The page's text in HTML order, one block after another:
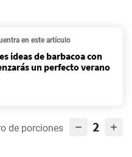
en este artículo
ideas de barbacoa con
un perfecto verano
de porciones 2